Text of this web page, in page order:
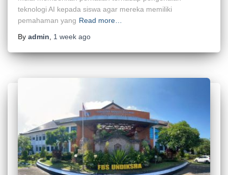
teknologi AI kepada siswa agar mereka memiliki
pemahaman yang Read more…
By admin 1 week ago